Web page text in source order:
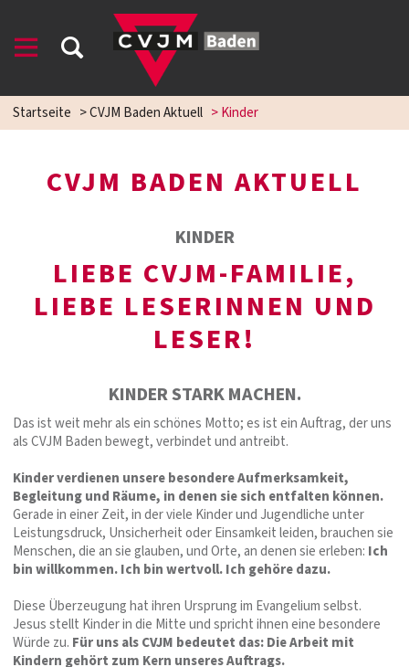
Startseite >CVJM Baden Aktuell >Kinder
CVJM BADEN AKTUELL
KINDER
LIEBE CVJM-FAMILIE,
LIEBE LESERINNEN UND
LESER!
KINDER STARK MACHEN.
Das ist weit mehr als ein schönes Motto; es ist ein Auftrag, der uns
als CVJM Baden bewegt, verbindet und antreibt.
Kinder verdienen unsere besondere Aufmerksamkeit,
Begleitung und Räume, in denen sie sich entfalten können.
Gerade in einer Zeit, in der viele Kinder und Jugendliche unter
Leistungsdruck, Unsicherheit oder Einsamkeit leiden, brauchen sie
Menschen, die an sie glauben, und Orte, an denen sie erleben: Ich
bin willkommen. Ich bin wertvoll. Ich gehöre dazu.
Diese Überzeugung hat ihren Ursprung im Evangelium selbst.
Jesus stellt Kinder in die Mitte und spricht ihnen eine besondere
Würde zu. Für uns als CVJM bedeutet das: Die Arbeit mit
Kindern gehört zum Kern unseres Auftrags.